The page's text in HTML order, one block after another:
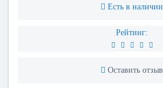
Есть в наличии
Рейтинг:
Оставить отзыв